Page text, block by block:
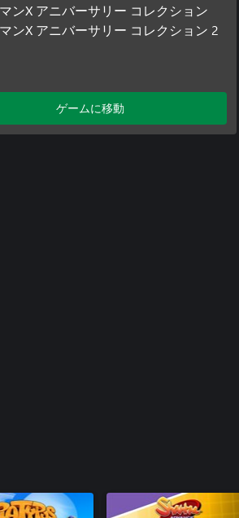
ンX アニバーサリー コレクション
ンX アニバーサリー コレクション 2
ゲームに移動